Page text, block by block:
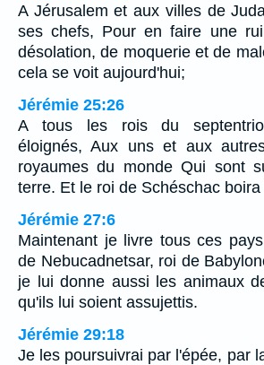
A Jérusalem et aux villes de
ses chefs, Pour en faire une
désolation, de moquerie et de
cela se voit aujourd'hui;
Jérémie 25:26
A tous les rois du
éloignés, Aux uns et aux
royaumes du monde Qui sont
terre. Et le roi de Schéschac
Jérémie 27:6
Maintenant je livre tous ces
de Nebucadnetsar, roi de
je lui donne aussi les animaux
qu'ils lui soient assujettis.
Jérémie 29:18
Je les poursuivrai par l'épée, par